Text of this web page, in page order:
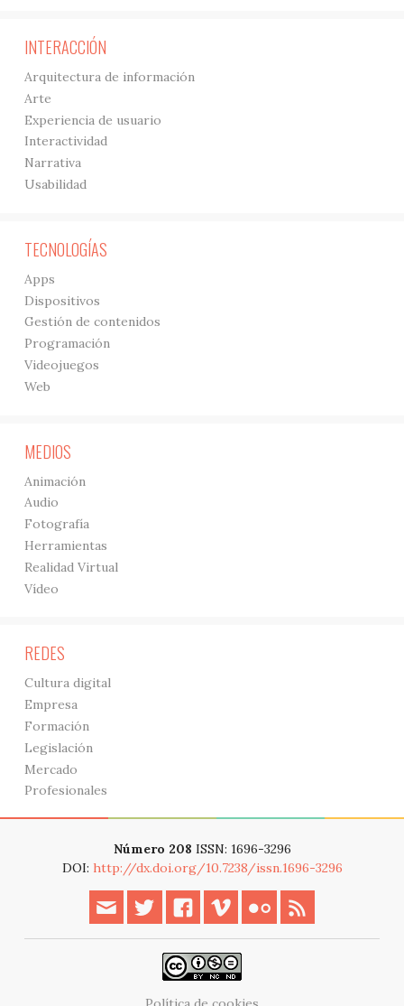
INTERACCIÓN
Arquitectura de información
Arte
Experiencia de usuario
Interactividad
Narrativa
Usabilidad
TECNOLOGÍAS
Apps
Dispositivos
Gestión de contenidos
Programación
Videojuegos
Web
MEDIOS
Animación
Audio
Fotografía
Herramientas
Realidad Virtual
Vídeo
REDES
Cultura digital
Empresa
Formación
Legislación
Mercado
Profesionales
Número 208 ISSN: 1696-3296
DOI: http://dx.doi.org/10.7238/issn.1696-3296